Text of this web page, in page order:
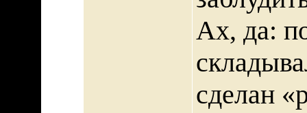
Ах, да:
сделан